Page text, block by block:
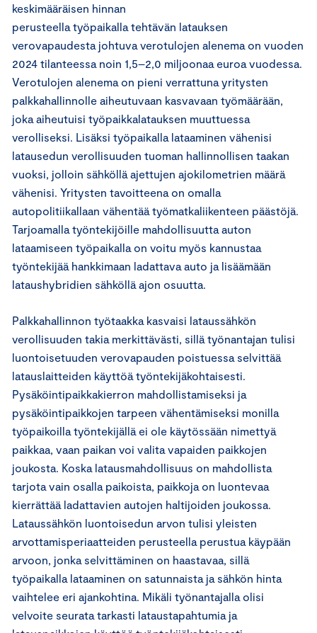
keskimääräisen hinnan
perusteella työpaikalla tehtävän latauksen
verovapaudesta johtuva verotulojen alenema on vuoden
2024 tilanteessa noin 1,5–2,0 miljoonaa euroa vuodessa.
Verotulojen alenema on pieni verrattuna yritysten
palkkahallinnolle aiheutuvaan kasvavaan työmäärään,
joka aiheutuisi työpaikkalatauksen muuttuessa
verolliseksi. Lisäksi työpaikalla lataaminen vähenisi
latausedun verollisuuden tuoman hallinnollisen taakan
vuoksi, jolloin sähköllä ajettujen ajokilometrien määrä
vähenisi. Yritysten tavoitteena on omalla
autopolitiikallaan vähentää työmatkaliikenteen päästöjä.
Tarjoamalla työntekijöille mahdollisuutta auton
lataamiseen työpaikalla on voitu myös kannustaa
työntekijää hankkimaan ladattava auto ja lisäämään
lataushybridien sähköllä ajon osuutta.
Palkkahallinnon työtaakka kasvaisi lataussähkön
verollisuuden takia merkittävästi, sillä työnantajan tulisi
luontoisetuuden verovapauden poistuessa selvittää
latauslaitteiden käyttöä työntekijäkohtaisesti.
Pysäköintipaikkakierron mahdollistamiseksi ja
pysäköintipaikkojen tarpeen vähentämiseksi monilla
työpaikoilla työntekijällä ei ole käytössään nimettyä
paikkaa, vaan paikan voi valita vapaiden paikkojen
joukosta. Koska latausmahdollisuus on mahdollista
tarjota vain osalla paikoista, paikkoja on luontevaa
kierrättää ladattavien autojen haltijoiden joukossa.
Lataussähkön luontoisedun arvon tulisi yleisten
arvottamisperiaatteiden perusteella perustua käypään
arvoon, jonka selvittäminen on haastavaa, sillä
työpaikalla lataaminen on satunnaista ja sähkön hinta
vaihtelee eri ajankohtina. Mikäli työnantajalla olisi
velvoite seurata tarkasti lataustapahtumia ja